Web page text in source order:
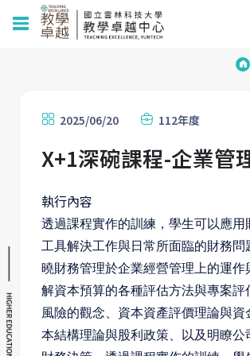
2025/06/20 112年度
X+1深碗課程-企業管
執行內容
透過課程實作的訓練，學生可以應用
工具解決工作與日常所面臨的財務問
曉財務管理於企業經營管理上的運作
解資本預算的各種評估方法與專案評
風險的觀念、資本資產評價理論與資
本結構理論與股利政策、以及明瞭公